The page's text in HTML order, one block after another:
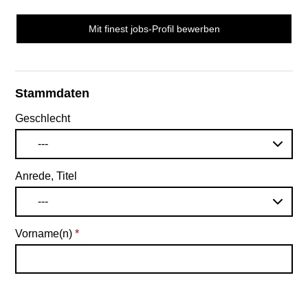
Mit finest jobs-Profil bewerben
Stammdaten
Geschlecht
---
Anrede, Titel
---
Vorname(n) *